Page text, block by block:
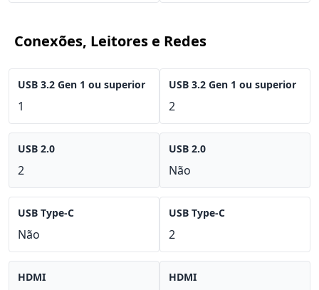
Conexões, Leitores e Redes
USB 3.2 Gen 1 ou superior
1
USB 2.0
2
USB Type-C
Não
HDMI
USB 3.2 Gen 1 ou superior
2
USB 2.0
Não
USB Type-C
2
HDMI